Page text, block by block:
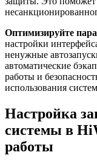
Оптимизируйте
настройки
ненужные
автоматические
работы и
использования
Настройка
системы в
работы